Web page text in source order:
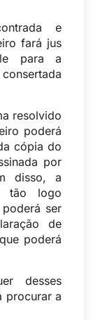
e
fará jus
para a
resolvido
poderá
cópia do
por
disso, a
tão logo
ser
de
poderá
desses
procurar a